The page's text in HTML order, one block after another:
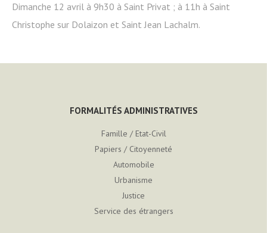
Dimanche 12 avril à 9h30 à Saint Privat ; à 11h à Saint
Christophe sur Dolaizon et Saint Jean Lachalm.
FORMALITÉS ADMINISTRATIVES
Famille / Etat-Civil
Papiers / Citoyenneté
Automobile
Urbanisme
Justice
Service des étrangers